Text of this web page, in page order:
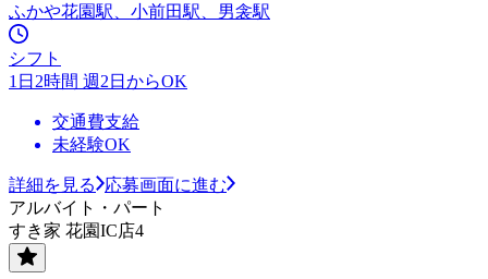
ふかや花園駅、小前田駅、男衾駅
シフト
1日2時間 週2日からOK
交通費支給
未経験OK
詳細を見る
応募画面に進む
アルバイト・パート
すき家 花園IC店4